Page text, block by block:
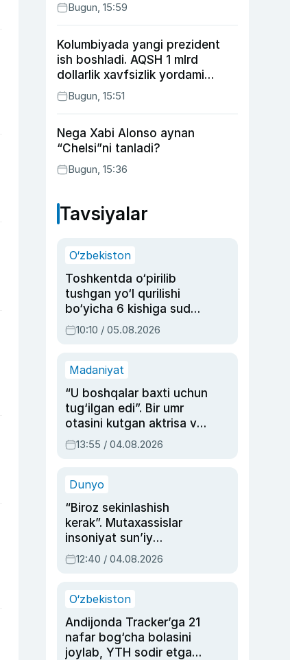
Bugun, 15:59
Kolumbiyada yangi prezident
ish boshladi. AQSH 1 mlrd
dollarlik xavfsizlik yordami
bermoqchi
Bugun, 15:51
Nega Xabi Alonso aynan
“Chelsi”ni tanladi?
Bugun, 15:36
Tavsiyalar
O‘zbekiston
Toshkentda o‘pirilib
tushgan yo‘l qurilishi
bo‘yicha 6 kishiga sud
hukmi o‘qildi
10:10 / 05.08.2026
Madaniyat
“U boshqalar baxti uchun
tug‘ilgan edi”. Bir umr
otasini kutgan aktrisa va
dublyaj ustasi Rimma
Ahmedovaning
13:55 / 04.08.2026
Dunyo
“Biroz sekinlashish
kerak”. Mutaxassislar
insoniyat sun’iy
intellektni boshqara
olmay qolishidan xavotir
12:40 / 04.08.2026
O‘zbekiston
Andijonda Tracker’ga 21
nafar bog‘cha bolasini
joylab, YTH sodir etgan